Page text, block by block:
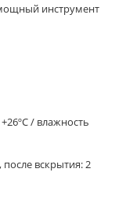
инструмент
/ влажность
вскрытия: 2